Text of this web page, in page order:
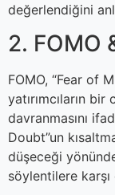
değerlendiğini
2. FOMO
FOMO, “Fear of
yatırımcıların
davranmasını
Doubt”un
düşeceği
söylentilere